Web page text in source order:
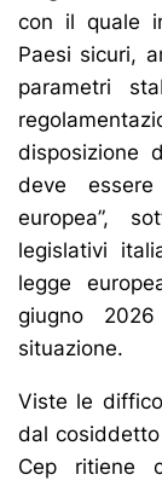
con il quale
Paesi sicuri,
parametri
disposizione
deve
europea”,
legislativi
legge
giugno
situazione.
Viste le
dal
Cep ritiene